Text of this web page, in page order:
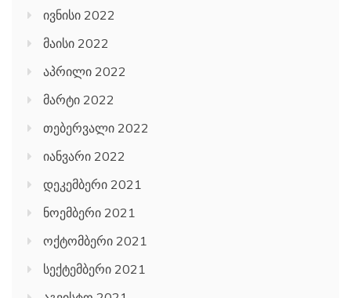
ივნისი 2022
მაისი 2022
აპრილი 2022
მარტი 2022
თებერვალი 2022
იანვარი 2022
დეკემბერი 2021
ნოემბერი 2021
ოქტომბერი 2021
სექტემბერი 2021